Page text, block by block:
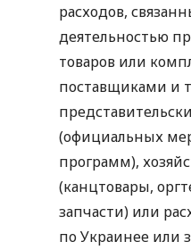
расходов,
деятельностью
товаров или
поставщиками и
(официальных
программ),
(канцтовары,
запчасти) или
по Украинее или